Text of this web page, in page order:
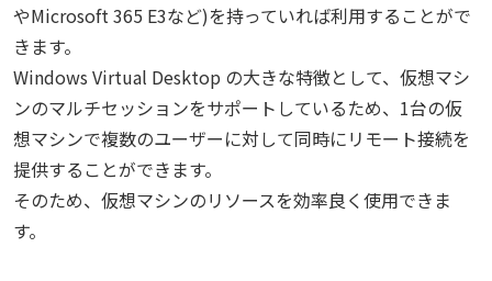
やMicrosoft 365 E3など)を持っていれば利用することがで
きます。
Windows Virtual Desktop の大きな特徴として、仮想マシ
ンのマルチセッションをサポートしているため、1台の仮
想マシンで複数のユーザーに対して同時にリモート接続を
提供することができます。
そのため、仮想マシンのリソースを効率良く使用できま
す。